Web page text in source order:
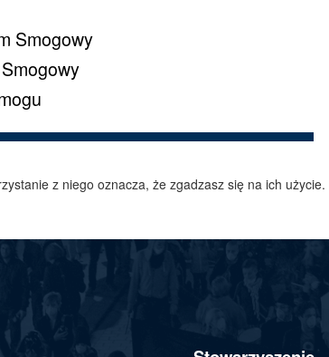
Smogowy
z niego oznacza, że zgadzasz się na ich użycie.